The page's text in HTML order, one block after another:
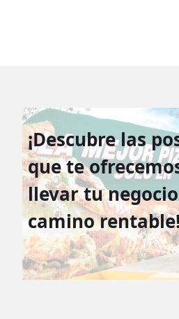
¡Descubre las
que te
llevar tu
camino